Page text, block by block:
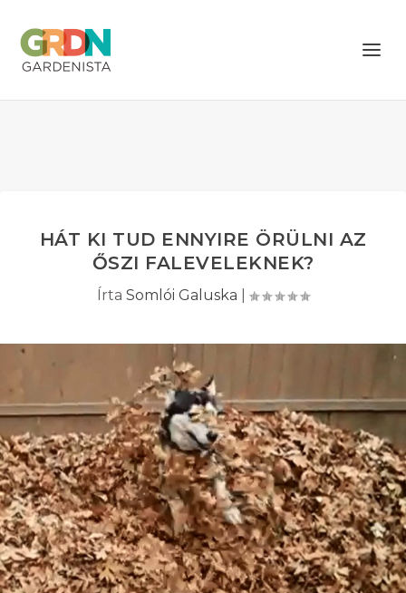
HÁT KI TUD ENNYIRE ÖRÜLNI AZ
ŐSZI FALEVELEKNEK?
Írta Somlói Galuska